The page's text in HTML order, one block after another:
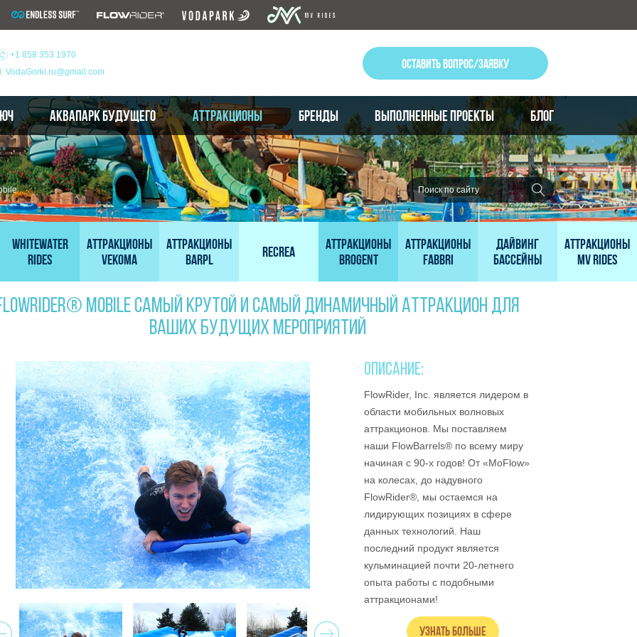
+1 858 353 1970
VodaGorki.ru@gmail.com
ОСТАВИТЬ ВОПРОС/ЗАЯВКУ
АКВАПАРК БУДУЩЕГО АТТРАКЦИОНЫ БРЕНДЫ ВЫПОЛНЕННЫЕ ПРОЕКТЫ БЛОГ
WhiteWater
Rides
Аттракционы
Vekoma
АТТРАКЦИОНЫ
BARPL
RECREA
Аттракционы
Brogent
Аттракционы
Fabbri
Дайвинг
бассейны
Аттракционы
MV Rides
MOBILE САМЫЙ КРУТОЙ И САМЫЙ ДИНАМИЧНЫЙ АТТРАКЦИОН ДЛЯ
ВАШИХ БУДУЩИХ МЕРОПРИЯТИЙ
Next
ОПИСАНИЕ:
FlowRider, Inc. является лидером в
области мобильных волновых
аттракционов. Мы поставляем
наши FlowBarrels® по всему миру
начиная с 90-х годов! От «MoFlow»
на колесах, до надувного
FlowRider®, мы остаемся на
лидирующих позициях в сфере
данных технологий. Наш
последний продукт является
кульминацией почти 20-летнего
опыта работы с подобными
аттракционами!
Узнать больше